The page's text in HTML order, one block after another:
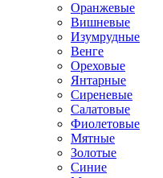
Оранжевые
Вишневые
Изумрудные
Венге
Ореховые
Янтарные
Сиреневые
Салатовые
Фиолетовые
Мятные
Золотые
Синие